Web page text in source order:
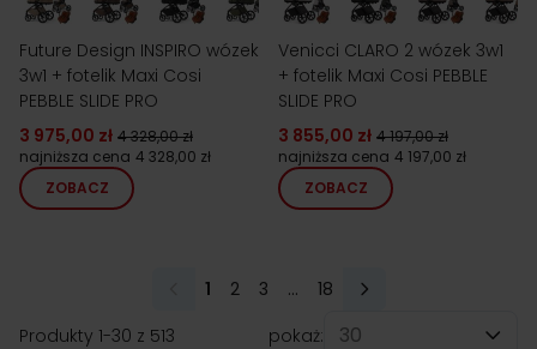
Future Design INSPIRO wózek
3w1 + fotelik Maxi Cosi
PEBBLE SLIDE PRO
3 975,00 zł 4 328,00 zł
najniższa cena 4 328,00 zł
ZOBACZ
Venicci CLARO 2 wózek 3w1
+ fotelik Maxi Cosi PEBBLE
SLIDE PRO
3 855,00 zł 4 197,00 zł
najniższa cena 4 197,00 zł
ZOBACZ
Produkty 1-30 z 513
Aktualnie czytasz stronę
1 Strona
2 Strona
3 ... Strona
18
pokaż: